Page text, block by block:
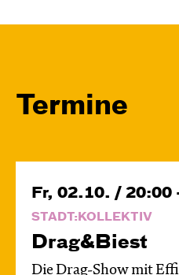
Termine
Fr, 02.10. / 20:00
STADT:KOLLEKTIV
Drag&Biest
Die Drag-Show mit